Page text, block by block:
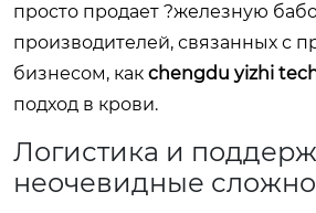
просто продает ?железную
производителей, связанных с
бизнесом, как chengdu yizhi
подход в крови.
Логистика и
неочевидные